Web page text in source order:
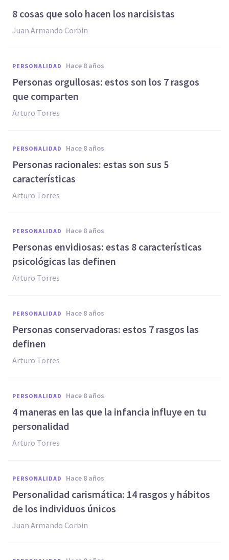
8 cosas que solo hacen los narcisistas
Juan Armando Corbin
PERSONALIDAD hace 8 años
Personas orgullosas: estos son los 7 rasgos
que comparten
Arturo Torres
PERSONALIDAD hace 8 años
Personas racionales: estas son sus 5
características
Arturo Torres
PERSONALIDAD hace 8 años
Personas envidiosas: estas 8 características
psicológicas las definen
Arturo Torres
PERSONALIDAD hace 8 años
Personas conservadoras: estos 7 rasgos las
definen
Arturo Torres
PERSONALIDAD hace 8 años
​4 maneras en las que la infancia influye en tu
personalidad
Arturo Torres
PERSONALIDAD hace 8 años
​Personalidad carismática: 14 rasgos y hábitos
de los individuos únicos
Juan Armando Corbin